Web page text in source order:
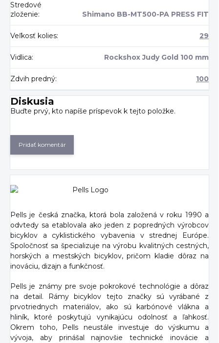
Stredové
zloženie: Shimano BB-MT500-PA PRESS FIT
Veľkosť kolies: 29
Vidlica: Rockshox Judy Gold 100 mm
Zdvih predný: 100
Diskusia
Buďte prvý, kto napíše príspevok k tejto položke.
Pridať komentár
Pells je česká značka, ktorá bola založená v roku 1990 a
odvtedy sa etablovala ako jeden z popredných výrobcov
bicyklov a cyklistického vybavenia v strednej Európe.
Spoločnosť sa špecializuje na výrobu kvalitných cestných,
horských a mestských bicyklov, pričom kladie dôraz na
inováciu, dizajn a funkčnosť.
Pells je známy pre svoje pokrokové technológie a dôraz
na detail. Rámy bicyklov tejto značky sú vyrábané z
prvotriednych materiálov, ako sú karbónové vlákna a
hliník, ktoré poskytujú vynikajúcu odolnosť a ľahkosť.
Okrem toho, Pells neustále investuje do výskumu a
vývoja, aby prinášal najnovšie technické inovácie a